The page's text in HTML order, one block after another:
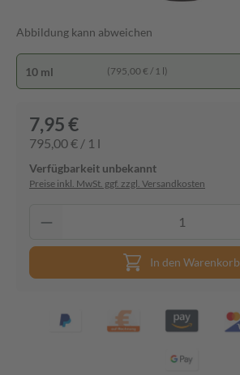
Abbildung kann abweichen
10 ml (795,00 € / 1 l)
7,95 €
795,00 € / 1 l
Verfügbarkeit unbekannt
Preise inkl. MwSt. ggf. zzgl. Versandkosten
In den Warenkorb